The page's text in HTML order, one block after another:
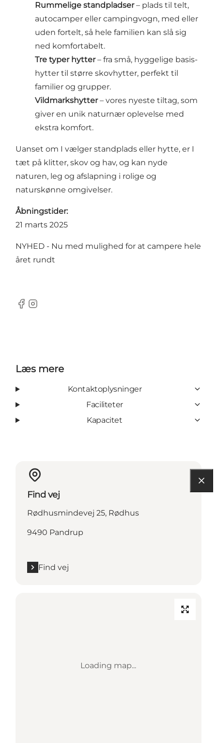
Rummelige standpladser– plads til telt,
autocamper eller campingvogn, med eller
uden fortelt, så hele familien kan slå sig
ned komfortabelt.
Tre typer hytter– fra små, hyggelige basis-
hytter til større skovhytter, perfekt til
familier og grupper.
Vildmarkshytter– vores nyeste tiltag, som
giver en unik naturnær oplevelse med
ekstra komfort.
Uanset om I vælger standplads eller hytte, er I
tæt på klitter, skov og hav, og kan nyde
naturen, leg og afslapning i rolige og
naturskønne omgivelser.
Åbningstider:
21 marts 2025
NYHED - Nu med mulighed for at campere hele
året rundt
facebook
Instagram
Læs mere
Kontaktoplysninger
Faciliteter
Kapacitet
Find vej
Rødhusmindevej 25, Rødhus
9490 Pandrup
Find vej
Loading map...